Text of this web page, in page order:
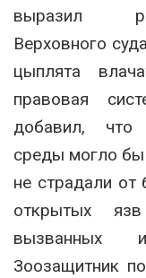
выразил
Верховного
цыплята
правовая
добавил, что
среды могло
не страдали от
открытых
вызванных
Зоозащитник